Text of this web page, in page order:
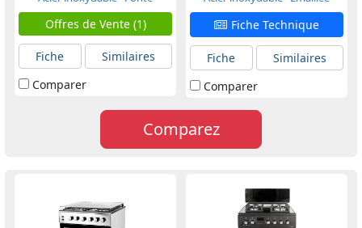
Offres de Vente (1)
Fiche
Similaires
Comparer
Fiche Technique
Fiche
Similaires
Comparer
Comparez